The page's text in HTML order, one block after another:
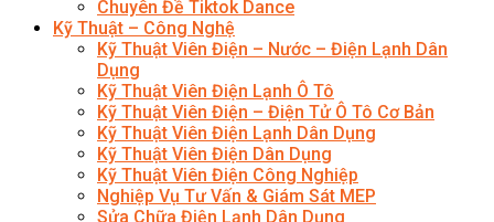
Chuyên Đề Tiktok Dance
Kỹ Thuật – Công Nghệ
Kỹ Thuật Viên Điện – Nước – Điện Lạnh Dân
Dụng
Kỹ Thuật Viên Điện Lạnh Ô Tô
Kỹ Thuật Viên Điện – Điện Tử Ô Tô Cơ Bản
Kỹ Thuật Viên Điện Lạnh Dân Dụng
Kỹ Thuật Viên Điện Dân Dụng
Kỹ Thuật Viên Điện Công Nghiệp
Nghiệp Vụ Tư Vấn & Giám Sát MEP
Sửa Chữa Điện Lạnh Dân Dụng